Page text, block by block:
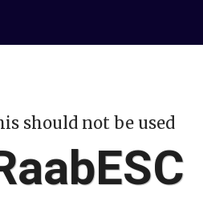
should not be used